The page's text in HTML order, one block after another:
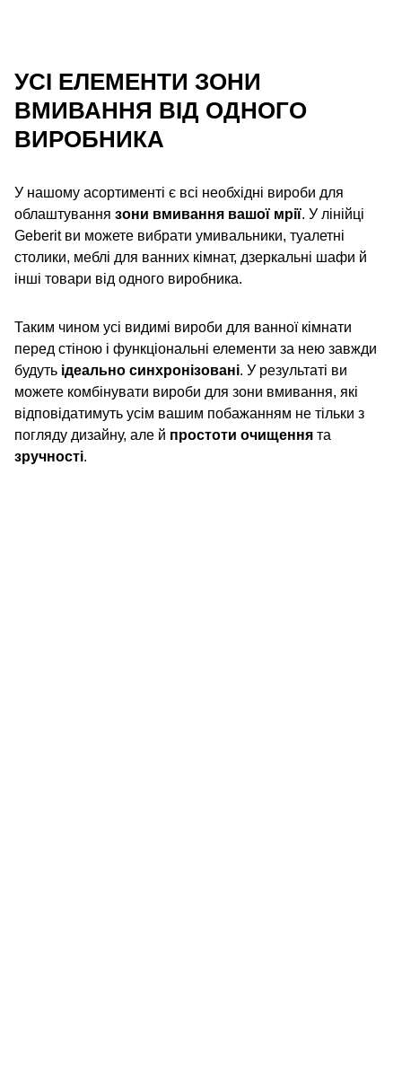
УСІ ЕЛЕМЕНТИ ЗОНИ
ВМИВАННЯ ВІД ОДНОГО
ВИРОБНИКА
У нашому асортименті є всі необхідні вироби для
облаштування зони вмивання вашої мрії. У лінійці
Geberit ви можете вибрати умивальники, туалетні
столики, меблі для ванних кімнат, дзеркальні шафи й
інші товари від одного виробника.
Таким чином усі видимі вироби для ванної кімнати
перед стіною і функціональні елементи за нею завжди
будуть ідеально синхронізовані. У результаті ви
можете комбінувати вироби для зони вмивання, які
відповідатимуть усім вашим побажанням не тільки з
погляду дизайну, але й простоти очищення та
зручності.